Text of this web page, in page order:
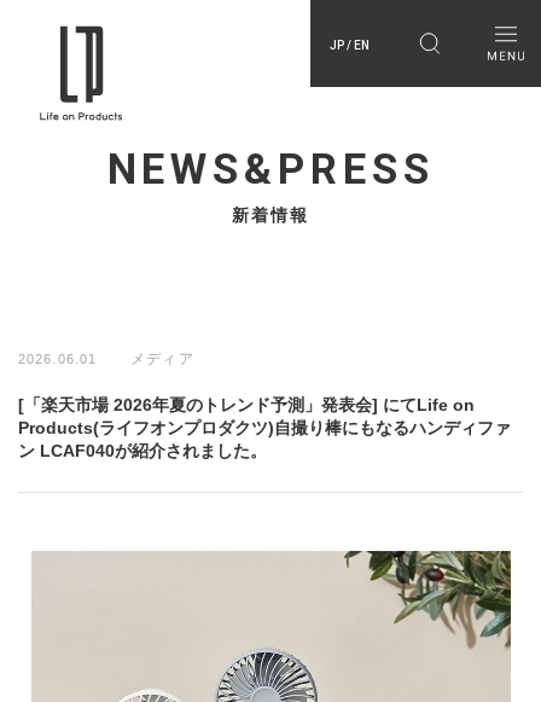
JP / EN
NEWS&PRESS
新着情報
2026.06.01 メディア
[「楽天市場 2026年夏のトレンド予測」発表会] にてLife on
Products(ライフオンプロダクツ)自撮り棒にもなるハンディファ
ン LCAF040が紹介されました。